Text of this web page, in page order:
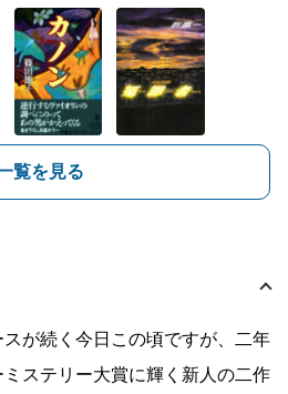
覧を見る
が続く今日この頃ですが、二年
ステリー大賞に輝く新人の二作